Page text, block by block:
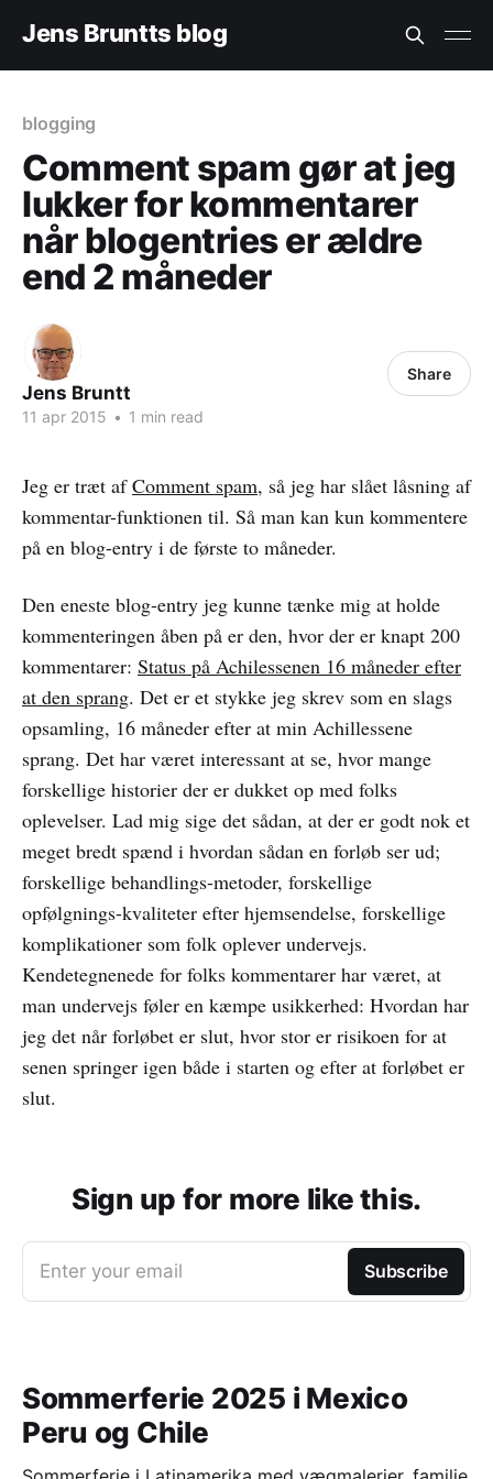
Jens Bruntts blog
blogging
Comment spam gør at jeg
lukker for kommentarer
når blogentries er ældre
end 2 måneder
Jens Bruntt
11 apr 2015 • 1 min read
Share
Jeg er træt afComment spam, så jeg har slået låsning af
kommentar-funktionen til. Så man kan kun kommentere
på en blog-entry i de første to måneder.
Den eneste blog-entry jeg kunne tænke mig at holde
kommenteringen åben på er den, hvor der er knapt 200
kommentarer: Status på Achilessenen 16 måneder efter
at den sprang. Det er et stykke jeg skrev som en slags
opsamling, 16 måneder efter at min Achillessene
sprang. Det har været interessant at se, hvor mange
forskellige historier der er dukket op med folks
oplevelser. Lad mig sige det sådan, at der er godt nok et
meget bredt spænd i hvordan sådan en forløb ser ud;
forskellige behandlings-metoder, forskellige
opfølgnings-kvaliteter efter hjemsendelse, forskellige
komplikationer som folk oplever undervejs.
Kendetegnenede for folks kommentarer har været, at
man undervejs føler en kæmpe usikkerhed: Hvordan har
jeg det når forløbet er slut, hvor stor er risikoen for at
senen springer igen både i starten og efter at forløbet er
slut.
Sign up for more like this.
Enter your email Subscribe
Sommerferie 2025 i Mexico
Peru og Chile